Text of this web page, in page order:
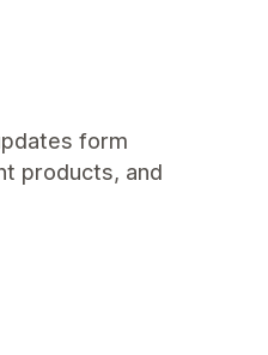
form
products, and